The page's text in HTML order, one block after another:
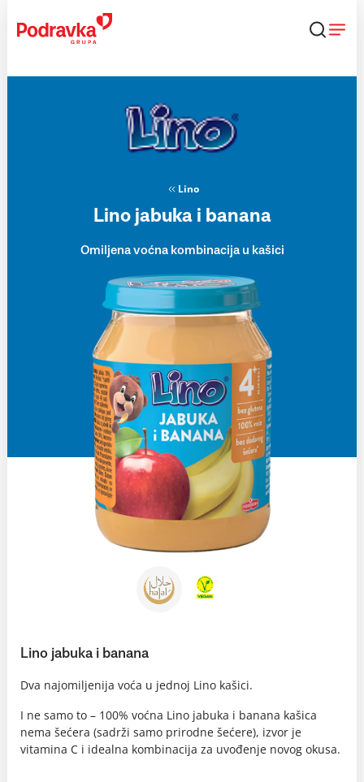
content
Lino
Lino jabuka i banana
Omiljena voćna kombinacija u kašici
Lino jabuka i banana
Dva najomiljenija voća u jednoj Lino kašici.
I ne samo to – 100% voćna Lino jabuka i banana kašica
nema šećera (sadrži samo prirodne šećere), izvor je
vitamina C i idealna kombinacija za uvođenje novog okusa.